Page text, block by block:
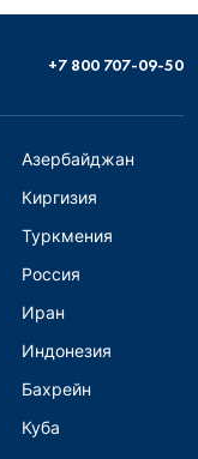
+7 800 707-09-50
Азербайджан
Киргизия
Туркмения
Россия
Иран
Индонезия
Бахрейн
Куба